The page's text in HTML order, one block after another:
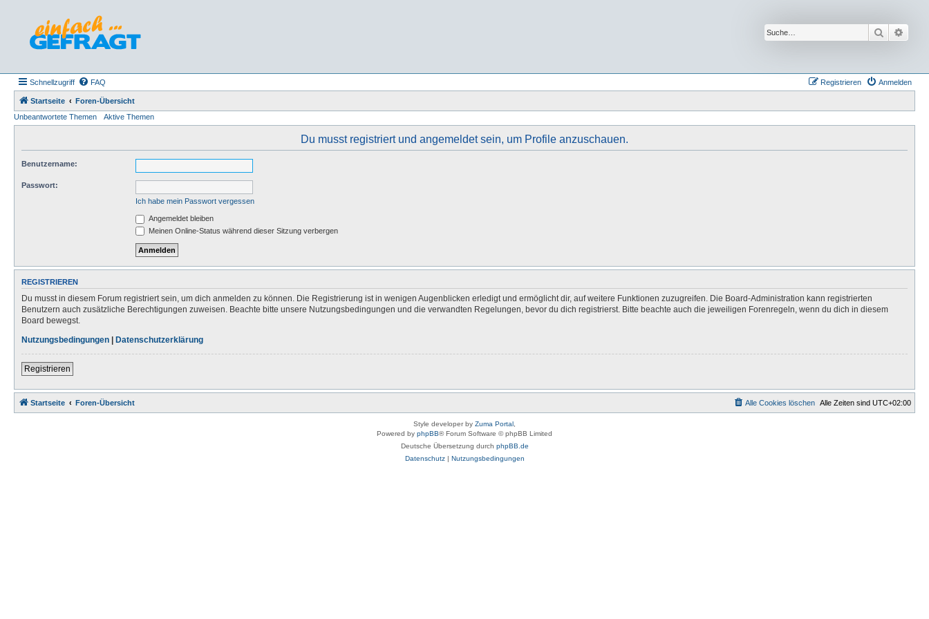
Suche
Schnellzugriff FAQ Anmelden
Registrieren
Startseite
Foren-Übersicht
Unbeantwortete Themen
Aktive Themen
Du musst registriert und angemeldet sein, um Profile anzuschauen.
Benutzername:
Passwort:
Ich habe mein Passwort vergessen
Angemeldet bleiben
Meinen Online-Status während dieser Sitzung verbergen
REGISTRIEREN
Du musst in diesem Forum registriert sein, um dich anmelden zu können. Die Registrierung ist in wenigen Augenblicken erledigt und ermöglicht dir, auf weitere Funktionen zuzugreifen. Die Board-Administration kann registrierten
Benutzern auch zusätzliche Berechtigungen zuweisen. Beachte bitte unsere Nutzungsbedingungen und die verwandten Regelungen, bevor du dich registrierst. Bitte beachte auch die jeweiligen Forenregeln, wenn du dich in diesem
Board bewegst.
Nutzungsbedingungen | Datenschutzerklärung
Registrieren
Startseite Foren-Übersicht Alle Zeiten sind UTC+02:00
Alle Cookies löschen
Style developer by Zuma Portal
Powered by phpBB® Forum Software © phpBB Limited
Deutsche Übersetzung durch phpBB.de
Datenschutz| Nutzungsbedingungen